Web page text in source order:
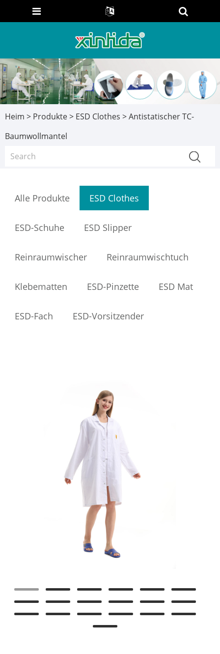
Heim > Produkte> ESD Clothes > Antistatischer TC-
Baumwollmantel
Alle Produkte ESD Clothes
ESD-Schuhe ESD Slipper
Reinraumwischer Reinraumwischtuch
Klebematten ESD-Pinzette ESD Mat
ESD-Fach ESD-Vorsitzender